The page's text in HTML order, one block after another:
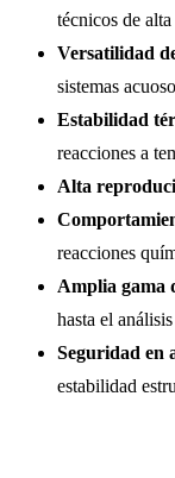
técnicos de
Versatilidad
sistemas
Estabilidad
reacciones a
Alta
reacciones
Amplia gama
hasta el
Seguridad en
estabilidad